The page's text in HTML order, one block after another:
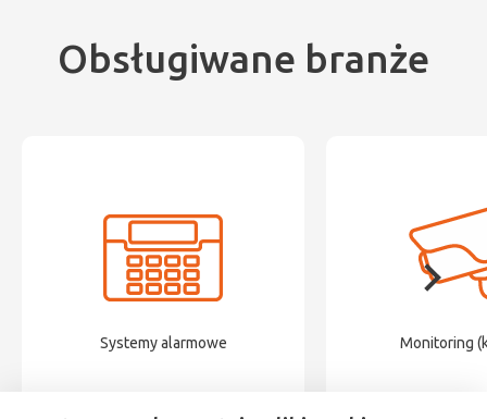
Obsługiwane branże
Systemy alarmowe Monitoring